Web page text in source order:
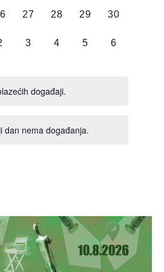
0
27
0
28
0
29
0
30
0
3
0
4
0
5
0
6
događaji.
dan nema događanja.